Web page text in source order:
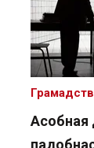
Асобная